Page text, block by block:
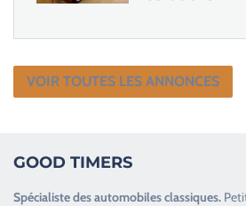
VOIR TOUTES LES ANNONCES
GOOD TIMERS
Spécialiste desautomobiles classiques.